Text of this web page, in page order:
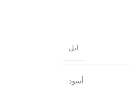
ابل
أسود